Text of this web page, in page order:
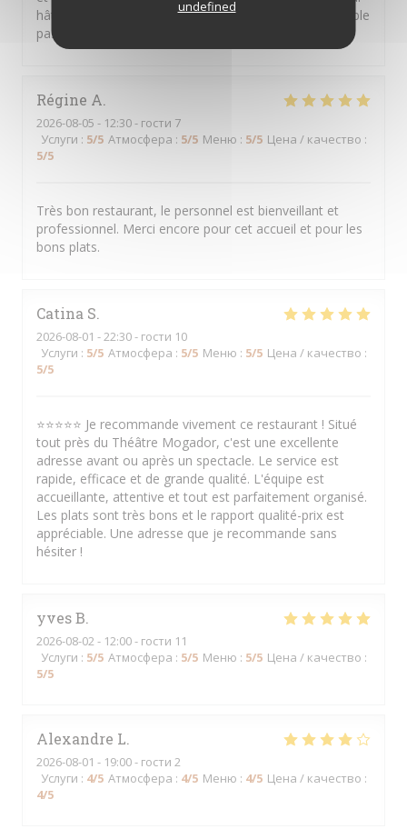
undefined
hâte d'y retourner... Merci pour ce moment très agréable
passé dans votre restaurant.
Régine A
2026-08-05 - 12:30 - гости 7
Услуги : 5/5 Атмосфера : 5/5 Меню : 5/5 Цена / качество :
5/5
Très bon restaurant, le personnel est bienveillant et
professionnel. Merci encore pour cet accueil et pour les
bons plats.
Catina S
2026-08-01 - 22:30 - гости 10
Услуги : 5/5 Атмосфера : 5/5 Меню : 5/5 Цена / качество :
5/5
⭐⭐⭐⭐⭐ Je recommande vivement ce restaurant ! Situé
tout près du Théâtre Mogador, c'est une excellente
adresse avant ou après un spectacle. Le service est
rapide, efficace et de grande qualité. L'équipe est
accueillante, attentive et tout est parfaitement organisé.
Les plats sont très bons et le rapport qualité-prix est
appréciable. Une adresse que je recommande sans
hésiter !
yvesB
2026-08-02 - 12:00 - гости 11
Услуги : 5/5 Атмосфера : 5/5 Меню : 5/5 Цена / качество :
5/5
Alexandre L
2026-08-01 - 19:00 - гости 2
Услуги : 4/5 Атмосфера : 4/5 Меню : 4/5 Цена / качество :
4/5